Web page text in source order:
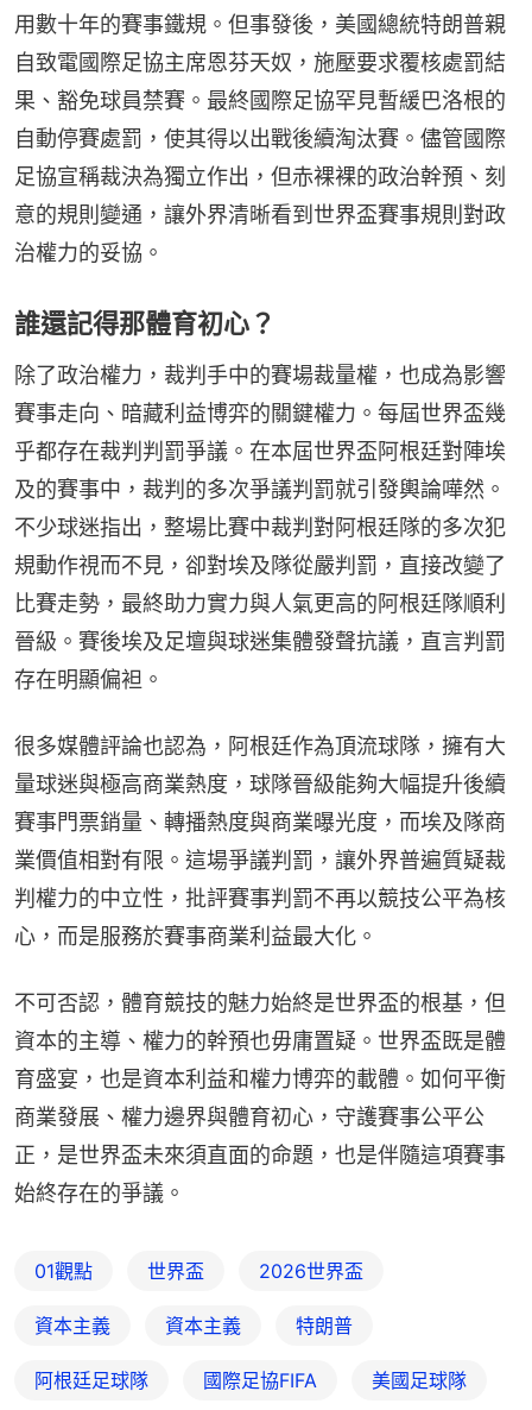
用數十年的賽事鐵規。但事發後，美國總統特朗普親
自致電國際足協主席恩芬天奴，施壓要求覆核處罰結
果、豁免球員禁賽。最終國際足協罕見暫緩巴洛根的
自動停賽處罰，使其得以出戰後續淘汰賽。儘管國際
足協宣稱裁決為獨立作出，但赤裸裸的政治幹預、刻
意的規則變通，讓外界清晰看到世界盃賽事規則對政
治權力的妥協。
誰還記得那體育初心？
除了政治權力，裁判手中的賽場裁量權，也成為影響
賽事走向、暗藏利益博弈的關鍵權力。每屆世界盃幾
乎都存在裁判判罰爭議。在本屆世界盃阿根廷對陣埃
及的賽事中，裁判的多次爭議判罰就引發輿論嘩然。
不少球迷指出，整場比賽中裁判對阿根廷隊的多次犯
規動作視而不見，卻對埃及隊從嚴判罰，直接改變了
比賽走勢，最終助力實力與人氣更高的阿根廷隊順利
晉級。賽後埃及足壇與球迷集體發聲抗議，直言判罰
存在明顯偏袒。
很多媒體評論也認為，阿根廷作為頂流球隊，擁有大
量球迷與極高商業熱度，球隊晉級能夠大幅提升後續
賽事門票銷量、轉播熱度與商業曝光度，而埃及隊商
業價值相對有限。這場爭議判罰，讓外界普遍質疑裁
判權力的中立性，批評賽事判罰不再以競技公平為核
心，而是服務於賽事商業利益最大化。
不可否認，體育競技的魅力始終是世界盃的根基，但
資本的主導、權力的幹預也毋庸置疑。世界盃既是體
育盛宴，也是資本利益和權力博弈的載體。如何平衡
商業發展、權力邊界與體育初心，守護賽事公平公
正，是世界盃未來須直面的命題，也是伴隨這項賽事
始終存在的爭議。
01觀點 世界盃 2026世界盃
資本主義 資本主義 特朗普
阿根廷足球隊 國際足協FIFA 美國足球隊